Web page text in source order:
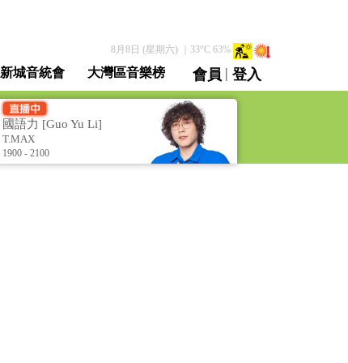
8月8日 (星期六)｜ 33°C 63%
新城音統會 大灣區音樂榜 會員 | 登入
直播 / 重溫
國語力 [Guo Yu Li]
T.MAX
1900 - 2100